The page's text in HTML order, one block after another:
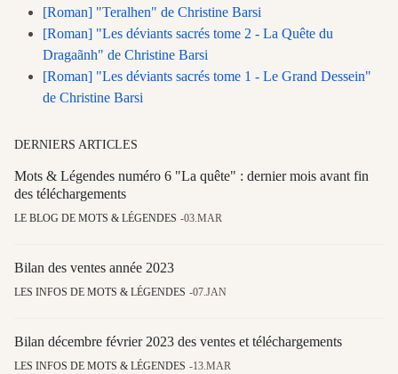
[Roman] "Teralhen" de Christine Barsi
[Roman] "Les déviants sacrés tome 2 - La Quête du
Dragaãnh" de Christine Barsi
[Roman] "Les déviants sacrés tome 1 - Le Grand Dessein"
de Christine Barsi
DERNIERS ARTICLES
Mots & Légendes numéro 6 "La quête" : dernier mois avant fin
des téléchargements
LE BLOG DE MOTS & LÉGENDES 03.MAR
Bilan des ventes année 2023
LES INFOS DE MOTS & LÉGENDES 07.JAN
Bilan décembre février 2023 des ventes et téléchargements
LES INFOS DE MOTS & LÉGENDES 13.MAR